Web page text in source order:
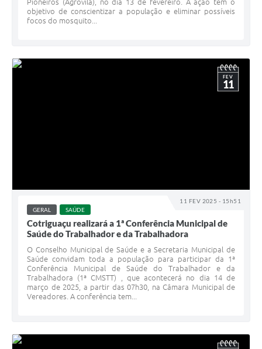
Pioneiros (Agrovila), no dia 13 de fevereiro. A ação tem o
objetivo de conscientizar a população e eliminar possíveis
focos do mosquito...
11 FEV 2025 - 15h51
FEV
11
GERAL SAÚDE
Cotriguaçu realizará a 1ª Conferência Municipal de
Saúde do Trabalhador e da Trabalhadora
O Conselho Municipal de Saúde e a Secretaria Municipal de
Saúde convidam toda a população para participar da 1ª
Conferência Municipal de Saúde do Trabalhador e da
Trabalhadora (1ª CMSTT) , que acontecerá no dia 14 de
março de 2025, a partir das 07h30, na Câmara Municipal de
Vereadores. A conferência tem...